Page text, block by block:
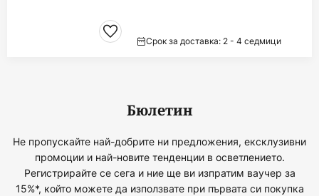
Срок за доставка: 2 - 4 седмици
Бюлетин
Не пропускайте най-добрите ни предложения, ексклузивни
промоции и най-новите тенденции в осветлението.
Регистрирайте се сега и ние ще ви изпратим ваучер за
15%*, който можете да използвате при първата си покупка